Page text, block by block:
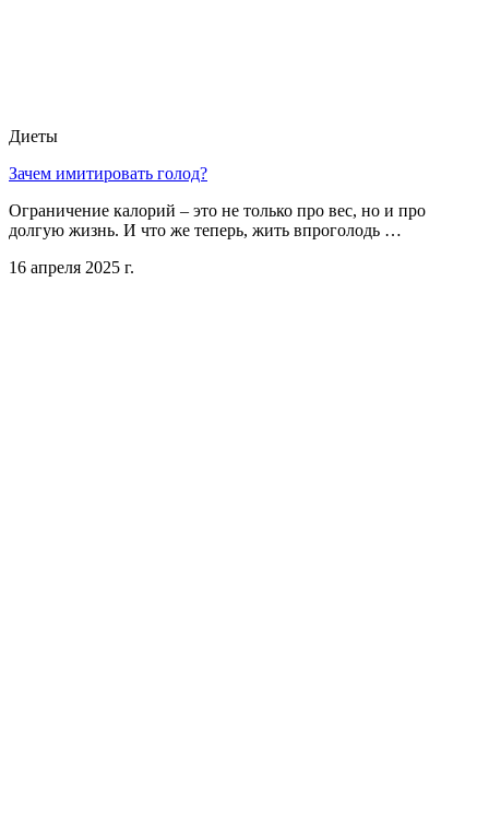
Диеты
Зачем имитировать голод?
Ограничение калорий – это не только про вес, но и про
долгую жизнь. И что же теперь, жить впроголодь …
16 апреля 2025 г.